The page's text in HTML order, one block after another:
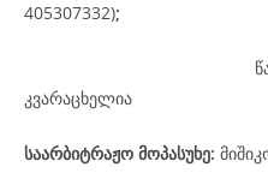
405307332);
კვარაცხელია
საარბიტრაჟო მოპასუხე: